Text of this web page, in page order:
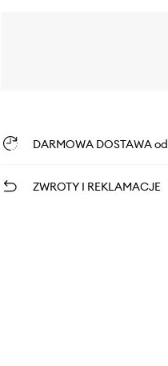
DARMOWA DOSTAWA od
ZWROTY I REKLAMACJE